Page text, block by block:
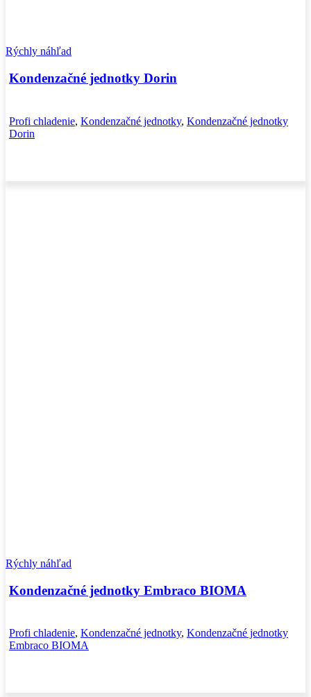
Rýchly náhľad
Kondenzačné jednotky Dorin
Profi chladenie, Kondenzačné jednotky, Kondenzačné jednotky
Dorin
Rýchly náhľad
Kondenzačné jednotky Embraco BIOMA
Profi chladenie, Kondenzačné jednotky, Kondenzačné jednotky
Embraco BIOMA